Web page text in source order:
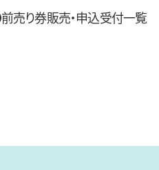
前売り券販売・申込受付一覧